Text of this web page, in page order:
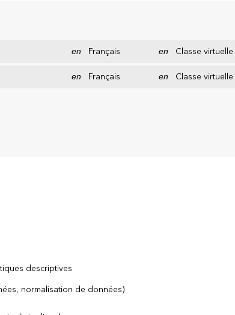
en Français en Classe virtuelle
en Français en Classe virtuelle
descriptives
normalisation de données)